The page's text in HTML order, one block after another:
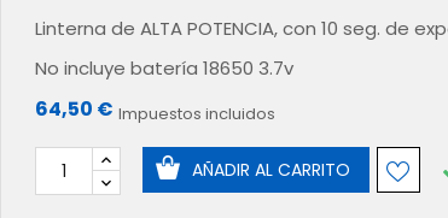
Linterna de ALTA POTENCIA, con 10 seg. de
No incluye batería 18650 3.7v
64,50 € Impuestos incluidos
AÑADIR AL CARRITO